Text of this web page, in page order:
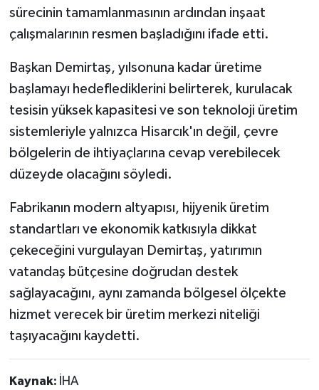
sürecinin tamamlanmasının ardından inşaat
çalışmalarının resmen başladığını ifade etti.
Başkan Demirtaş, yılsonuna kadar üretime
başlamayı hedeflediklerini belirterek, kurulacak
tesisin yüksek kapasitesi ve son teknoloji üretim
sistemleriyle yalnızca Hisarcık'ın değil, çevre
bölgelerin de ihtiyaçlarına cevap verebilecek
düzeyde olacağını söyledi.
Fabrikanın modern altyapısı, hijyenik üretim
standartları ve ekonomik katkısıyla dikkat
çekeceğini vurgulayan Demirtaş, yatırımın
vatandaş bütçesine doğrudan destek
sağlayacağını, aynı zamanda bölgesel ölçekte
hizmet verecek bir üretim merkezi niteliği
taşıyacağını kaydetti.
Kaynak: İHA
Spor
Teknoloji
Vasıta
Vefat Haberleri
Yaşam